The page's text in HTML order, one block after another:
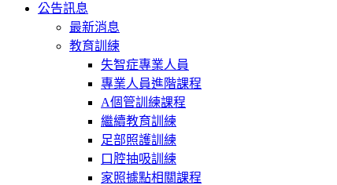
公告訊息
最新消息
教育訓練
失智症專業人員
專業人員進階課程
A個管訓練課程
繼續教育訓練
足部照護訓練
口腔抽吸訓練
家照據點相關課程